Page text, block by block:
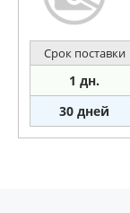
Срок поставки
1 дн.
30 дней